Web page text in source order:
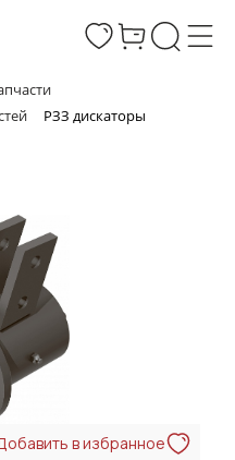
РЗЗ дискаторы
в избранное